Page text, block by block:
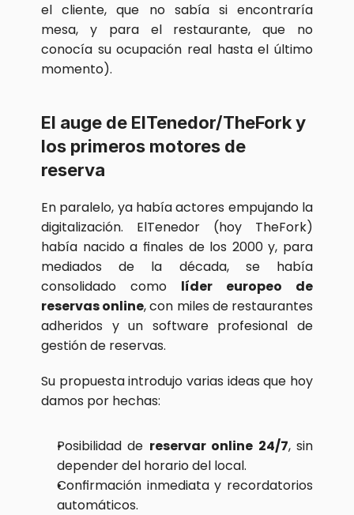
el cliente, que no sabía si encontraría
mesa, y para el restaurante, que no
conocía su ocupación real hasta el último
momento).
El auge de ElTenedor/TheFork y
los primeros motores de
reserva
En paralelo, ya había actores empujando la
digitalización. ElTenedor (hoy TheFork)
había nacido a finales de los 2000 y, para
mediados de la década, se había
consolidado como líder europeo de
reservas online, con miles de restaurantes
adheridos y un software profesional de
gestión de reservas.
Su propuesta introdujo varias ideas que hoy
damos por hechas:
Posibilidad de reservar online 24/7, sin
depender del horario del local.
Confirmación inmediata y recordatorios
automáticos.